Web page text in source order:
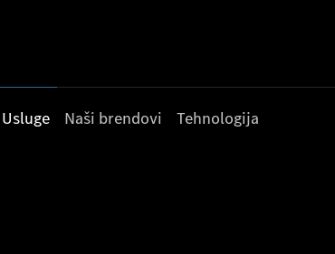
Usluge Naši brendovi Tehnologija